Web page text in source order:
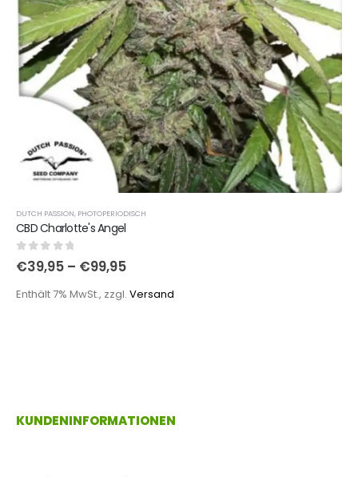
DUTCH PASSION, PHOTOPERIODISCH
CBD Charlotte's Angel
0out of 5
€39,95 – €99,95
Enthält 7% MwSt., zzgl. Versand
KUNDENINFORMATIONEN